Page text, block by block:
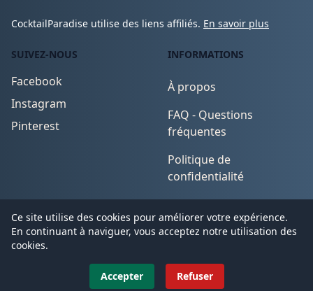
CocktailParadise utilise des liens affiliés. En savoir plus
SUIVEZ-NOUS
Facebook
Instagram
Pinterest
INFORMATIONS
À propos
FAQ - Questions
fréquentes
Politique de
confidentialité
Conditions d'utilisation
Ce site utilise des cookies pour améliorer votre expérience.
En continuant à naviguer, vous acceptez notre utilisation des
cookies.
Accepter Refuser